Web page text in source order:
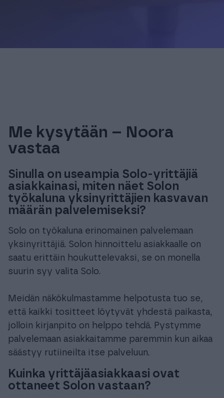
Me kysytään – Noora
vastaa
Sinulla on useampia Solo-yrittäjiä
asiakkainasi, miten näet Solon
työkaluna yksinyrittäjien kasvavan
määrän palvelemiseksi?
Solo on työkaluna erinomainen palvelemaan
yksinyrittäjiä. Solon hinnoittelu asiakkaalle on
saatu erittäin houkuttelevaksi, se on monella
suurin syy valita Solo.
Meidän näkökulmastamme helpotusta tuo se,
että kaikki tositteet löytyvät yhdestä paikasta,
jolloin kirjanpito on helppo tehdä. Pystymme
palvelemaan asiakkaitamme paremmin kun aikaa
säästyy rutiineilta itse palveluun.
Kuinka yrittäjäasiakkaasi ovat
ottaneet Solon vastaan?